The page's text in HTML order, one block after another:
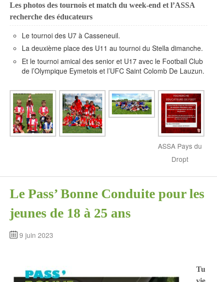
Les photos des tournois et match du week-end et l’ASSA
recherche des éducateurs
Le tournoi des U7 à Casseneuil.
La deuxième place des U11 au tournoi du Stella dimanche.
Et le tournoi amical des senior et U17 avec le Football Club
de l’Olympique Eymetois et l’UFC Saint Colomb De Lauzun.
ASSA Pays du
Dropt
Le Pass’ Bonne Conduite pour les
jeunes de 18 à 25 ans
9 juin 2023
Tu